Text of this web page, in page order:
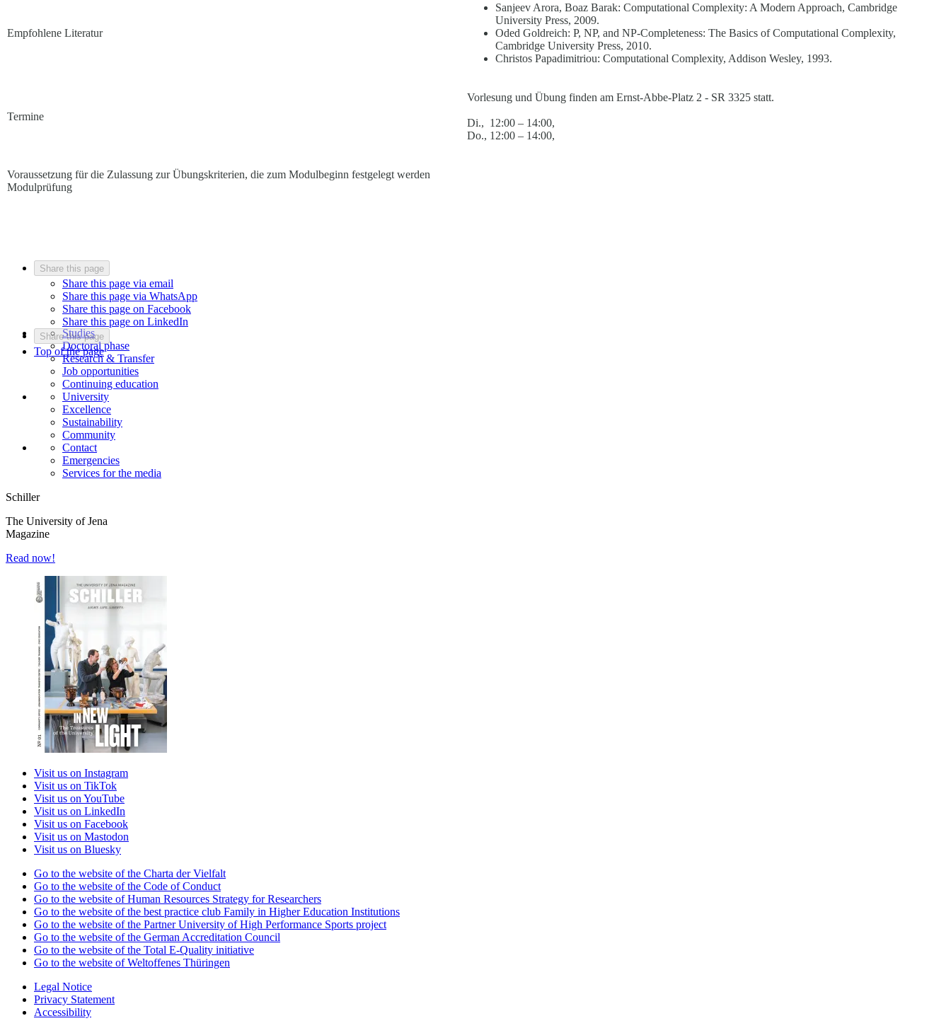
Empfohlene Literatur
Sanjeev Arora, Boaz Barak: Computational Complexity: A Modern Approach, Cambridge
University Press, 2009.
Oded Goldreich: P, NP, and NP-Completeness: The Basics of Computational Complexity,
Cambridge University Press, 2010.
Christos Papadimitriou: Computational Complexity, Addison Wesley, 1993.
Termine
Vorlesung und Übung finden am Ernst-Abbe-Platz 2 - SR 3325 statt.
Di., 12:00 – 14:00,
Do., 12:00 – 14:00,
Voraussetzung für die Zulassung zur Übungskriterien, die zum Modulbeginn festgelegt werden
Modulprüfung
Share this page
Share this page via email
Share this page via WhatsApp
Share this page on Facebook
Share this page on LinkedIn
Share this page
Top of the page
Studies
Doctoral phase
Research & Transfer
Job opportunities
Continuing education
University
Excellence
Sustainability
Community
Contact
Emergencies
Services for the media
Schiller
The University of Jena
Magazine
Read now!
Visit us on Instagram
Visit us on TikTok
Visit us on YouTube
Visit us on LinkedIn
Visit us on Facebook
Visit us on Mastodon
Visit us on Bluesky
Go to the website of the Charta der Vielfalt
Go to the website of the Code of Conduct
Go to the website of Human Resources Strategy for Researchers
Go to the website of the best practice club Family in Higher Education Institutions
Go to the website of the Partner University of High Performance Sports project
Go to the website of the German Accreditation Council
Go to the website of the Total E-Quality initiative
Go to the website of Weltoffenes Thüringen
Legal Notice
Privacy Statement
Accessibility